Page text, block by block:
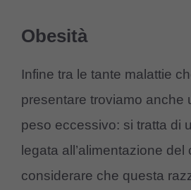
Obesità
Infine tra le tante malattie
presentare troviamo anche
peso eccessivo: si tratta di
legata all’alimentazione del
considerare che questa